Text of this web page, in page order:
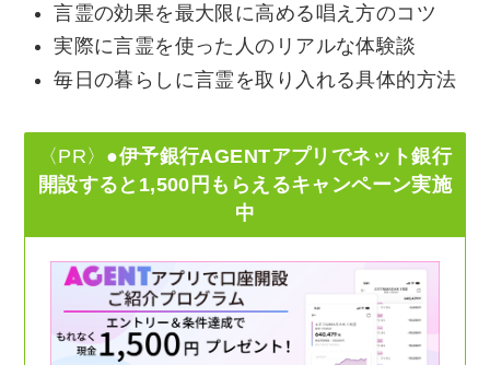
言霊の効果を最大限に高める唱え方のコツ
実際に言霊を使った人のリアルな体験談
毎日の暮らしに言霊を取り入れる具体的方法
〈PR〉 ●伊予銀行AGENTアプリでネット銀行
開設すると1,500円もらえるキャンペーン実施
中